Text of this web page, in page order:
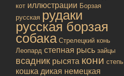
кот иллюстрации Борзая
русская рудаки
русская борзая
собака Стрелецкий конь
Леопард степная рысь зайцы
всадник рысята кони степь
кошка дикая немецкая